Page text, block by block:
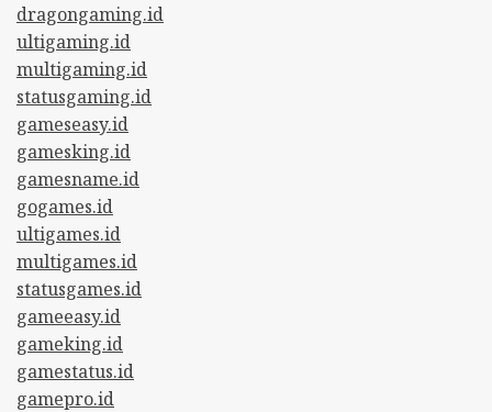
dragongaming.id
ultigaming.id
multigaming.id
statusgaming.id
gameseasy.id
gamesking.id
gamesname.id
gogames.id
ultigames.id
multigames.id
statusgames.id
gameeasy.id
gameking.id
gamestatus.id
gamepro.id